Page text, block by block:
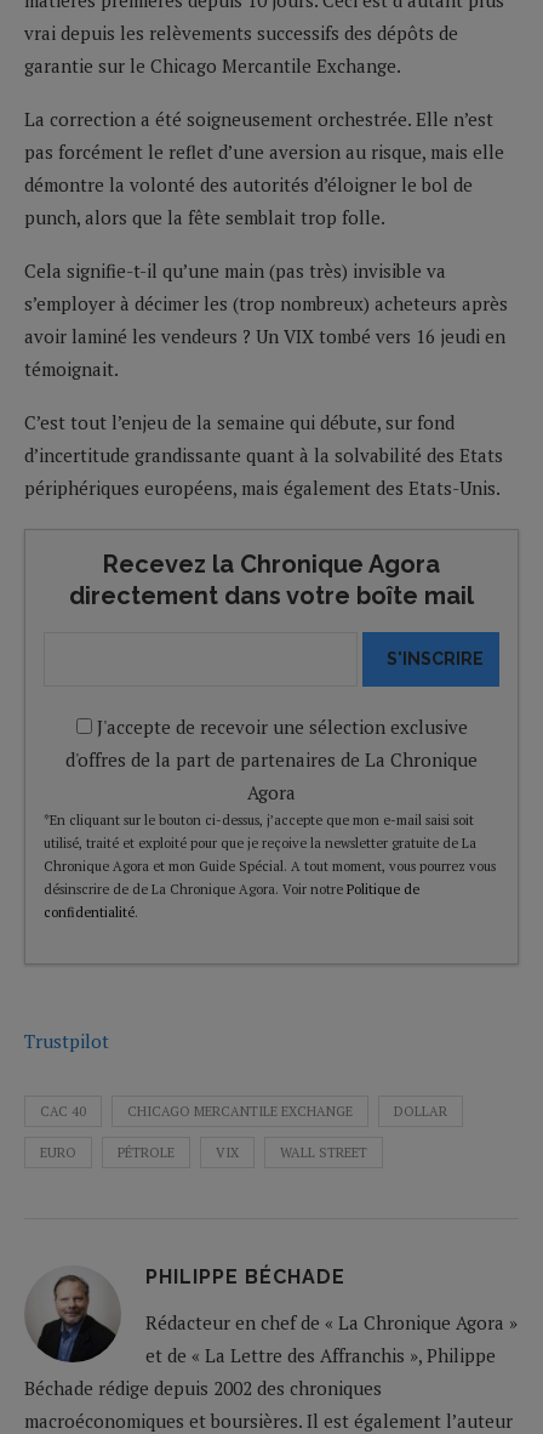
vrai depuis les relèvements successifs des dépôts de
garantie sur le Chicago Mercantile Exchange.
La correction a été soigneusement orchestrée. Elle n’est
pas forcément le reflet d’une aversion au risque, mais elle
démontre la volonté des autorités d’éloigner le bol de
punch, alors que la fête semblait trop folle.
Cela signifie-t-il qu’une main (pas très) invisible va
s’employer à décimer les (trop nombreux) acheteurs après
avoir laminé les vendeurs ? Un VIX tombé vers 16 jeudi en
témoignait.
C’est tout l’enjeu de la semaine qui débute, sur fond
d’incertitude grandissante quant à la solvabilité des Etats
périphériques européens, mais également des Etats-Unis.
Recevez la Chronique Agora
directement dans votre boîte mail
S'INSCRIRE
J'accepte de recevoir une sélection exclusive
d'offres de la part de partenaires de La Chronique
Agora
*En cliquant sur le bouton ci-dessus, j’accepte que mon e-mail saisi soit
utilisé, traité et exploité pour que je reçoive la newsletter gratuite de La
Chronique Agora et mon Guide Spécial. A tout moment, vous pourrez vous
désinscrire de de La Chronique Agora. Voir notre Politique de
confidentialité.
Trustpilot
CAC 40 CHICAGO MERCANTILE EXCHANGE DOLLAR
EURO PÉTROLE VIX WALL STREET
PHILIPPE BÉCHADE
Rédacteur en chef de « La Chronique Agora »
et de « La Lettre des Affranchis », Philippe
Béchade rédige depuis 2002 des chroniques
macroéconomiques et boursières. Il est également l’auteur